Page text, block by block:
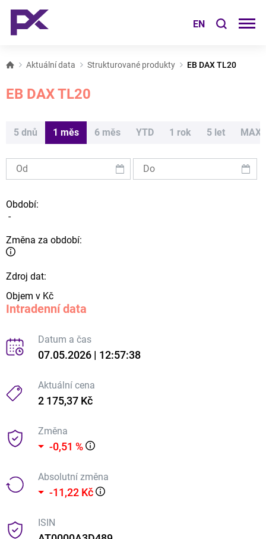
EN
Aktuální data Strukturované produkty EB DAX TL20
EB DAX TL20
5 dnů 1 měs 6 měs YTD 1 rok 5 let MAX
Období:
-
Změna za období:
Zdroj dat:
Objem v Kč
Intradenní data
Datum a čas
07.05.2026 | 12:57:38
Aktuální cena
2 175,37 Kč
Změna
-0,51 %
Absolutní změna
-11,22 Kč
ISIN